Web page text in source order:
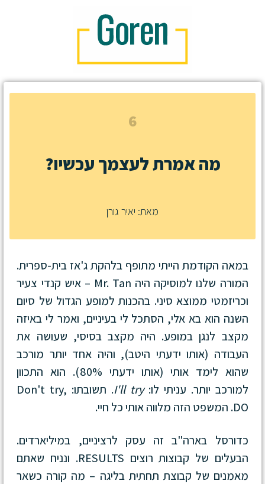
6
מה אמרת לעצמך עכשיו?
מאת: יאיר גורן
במאה הקודמת הייתי מתופף בלהקת ג'אז בית-ספרית.
המורה שלנו למוסיקה היה Mr. Tan – איש קנדי צעיר
וכריזמטי ממוצא סיני. בהכנות למופע הגדול של סיום
השנה הוא בא אלי, הסתכל לי בעיניים, ואמר לי באיזה
מקצב לנגן במופע. היה מקצב בסיסי, שעושה את
העבודה (אותו ידעתי היטב), והיה אחד יותר מורכב
שהוא לימד אותי (אותו ידעתי 80%). הוא התכוון
למורכב יותר. עניתי לו:I'll try
. תשובתו: Don't try,
DO. המשפט הזה מלווה אותי כל חיי.
כדורסל בארה"ב זה עסק לרציניים, במיליארדים.
הבעלים של קבוצות רוצים RESULTS. ונניח שאתם
מאמנים של קבוצת תחתית בליגה – מה קורה כשאר